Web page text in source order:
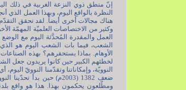
إنّ منطق ذوي النزعة الغربية في ذلك
النظرة بالواقع اليوم، وبهذا العمل
هناك مجالات أخرى أيضاً. لقد تحقق
وكثير من الاختصاصات العلميّة المهمّة
العمل والمقدرة المُحدَّثة اليوم مع
الشعب، فيما بات الشعب اليوم هو
الأوهام. بماذا يستحقرهم؟ بهذه
لخطئهم الكبير حين كانوا يريدون جعل
النوويّة، وإمكاناتنا وتقدّمنا النوويّ
ضعف 1382 (2003م) حين
ومطّلعون يحكمون بهذا. هذا هو واقع